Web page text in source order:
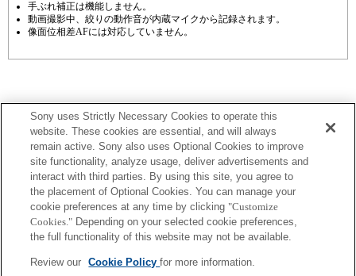
手ぶれ補正は機能しません。
動画撮影中、絞りの動作音が内蔵マイクから記録されます。
像面位相差AFには対応していません。
プレスリリース
ご利用条件
環境情報
プライバシーポリシー
クッキーポリシー
Sony uses Strictly Necessary Cookies to operate this
website. These cookies are essential, and will always
remain active. Sony also uses Optional Cookies to improve
site functionality, analyze usage, deliver advertisements and
interact with third parties. By using this site, you agree to
the placement of Optional Cookies. You can manage your
cookie preferences at any time by clicking "Customize
Cookies." Depending on your selected cookie preferences,
the full functionality of this website may not be available.
Review our Cookie Policyfor more information.